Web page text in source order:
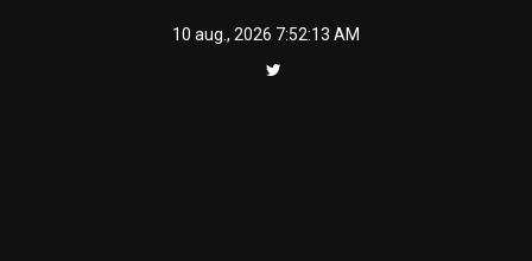
10 aug., 2026 7:52:13 AM